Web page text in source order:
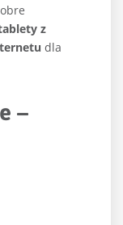
z
dla
–